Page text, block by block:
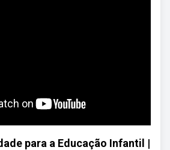
para a Educação Infantil |